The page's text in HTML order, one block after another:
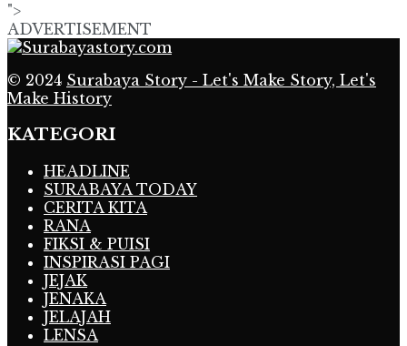
">
ADVERTISEMENT
© 2024 Surabaya Story - Let's Make Story, Let's
Make History
KATEGORI
HEADLINE
SURABAYA TODAY
CERITA KITA
RANA
FIKSI & PUISI
INSPIRASI PAGI
JEJAK
JENAKA
JELAJAH
LENSA